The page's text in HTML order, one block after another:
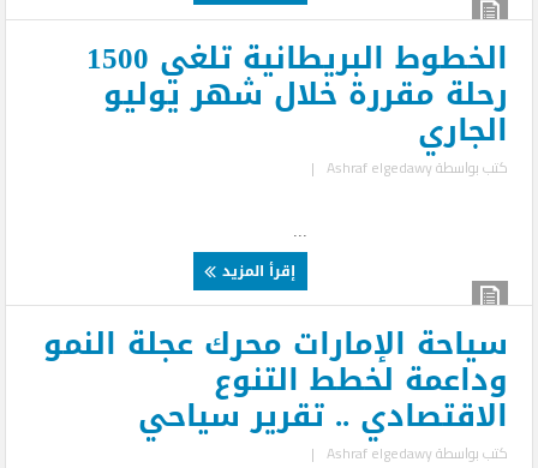
الخطوط البريطانية تلغي 1500
رحلة مقررة خلال شهر يوليو
الجاري
كتب بواسطةAshraf elgedawy
|
إقرأ المزيد
سياحة الإمارات محرك عجلة النمو
وداعمة لخطط التنوع
الاقتصادي .. تقرير سياحي
كتب بواسطةAshraf elgedawy
|